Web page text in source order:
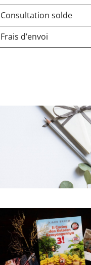
Consultation solde
Frais d’envoi